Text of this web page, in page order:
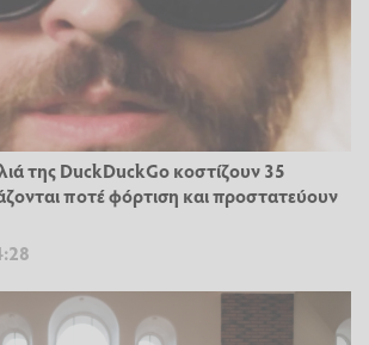
της DuckDuckGo κοστίζουν 35
ποτέ φόρτιση και προστατεύουν